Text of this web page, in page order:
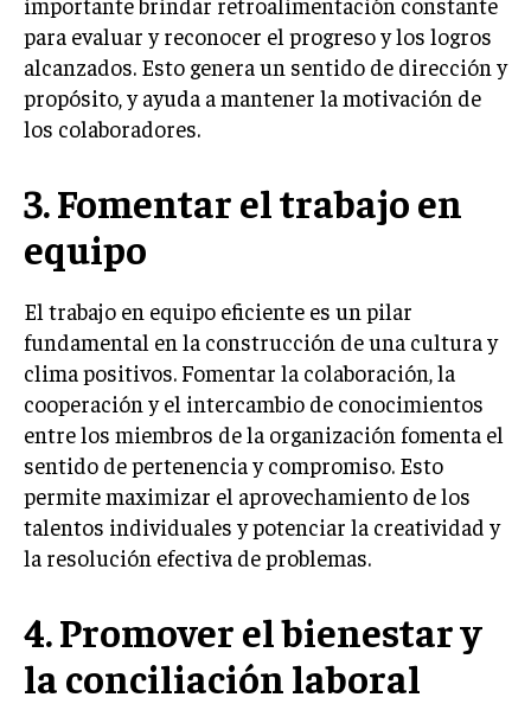
MARKETING B2C
FRANQUICIAS
MARKETING DE INFLUENCERS
E-COMMERCE Y COMERCIO ELECTRÓNICO
ESTRATEGIAS DE PRICING Y GESTIÓN DE
PRECIOS
GESTIÓN DE CRISIS EMPRESARIALES
EMPRESAS Y STARTUPS TECNOLÓGICAS
GESTIÓN DE LA EXPERIENCIA DEL CLIENTE
MÁS
PROYECTOS
GESTIÓN DE PROYECTOS
GESTIÓN DE OPERACIONES Y CADENA DE
LOGÍSTICA EMPRESARIAL
CALIDAD Y MEJORA CONTINUA
para evaluar y reconocer el progreso y los logros
alcanzados. Esto genera un sentido de dirección y
propósito, y ayuda a mantener la motivación de
los colaboradores.
3. Fomentar el trabajo en
equipo
El trabajo en equipo eficiente es un pilar
fundamental en la construcción de una cultura y
clima positivos. Fomentar la colaboración, la
cooperación y el intercambio de conocimientos
entre los miembros de la organización fomenta el
sentido de pertenencia y compromiso. Esto
permite maximizar el aprovechamiento de los
talentos individuales y potenciar la creatividad y
la resolución efectiva de problemas.
4. Promover el bienestar y
la conciliación laboral